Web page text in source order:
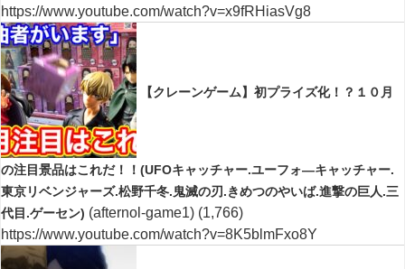
https://www.youtube.com/watch?v=x9fRHiasVg8
【クレーンゲーム】初プライズ化！？１０月
の注目景品はこれだ！！(UFOキャッチャー.ユーフォ―キャッチャー.
東京リベンジャーズ.松野千冬.鬼滅の刃.きめつのやいば.進撃の巨人.三
代目.ゲーセン) (afternol-game1) (1,766)
https://www.youtube.com/watch?v=8K5blmFxo8Y